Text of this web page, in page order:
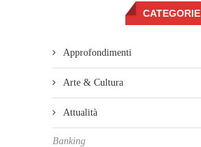
CATEGORIE
Approfondimenti
Arte & Cultura
Attualità
Banking